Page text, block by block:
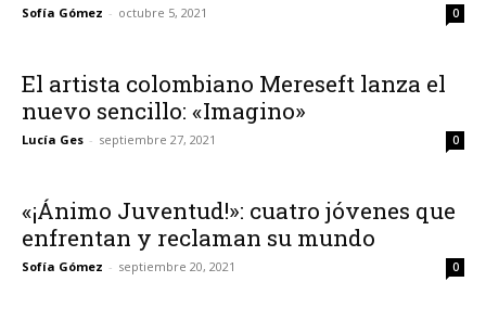
Sofía Gómez - octubre 5, 2021 0
El artista colombiano Mereseft lanza el
nuevo sencillo: «Imagino»
Lucía Ges - septiembre 27, 2021 0
«¡Ánimo Juventud!»: cuatro jóvenes que
enfrentan y reclaman su mundo
Sofía Gómez - septiembre 20, 2021 0